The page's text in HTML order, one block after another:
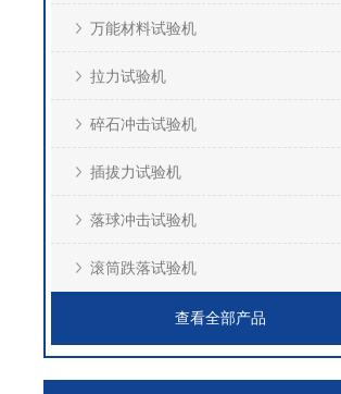
万能材料试验机
拉力试验机
碎石冲击试验机
插拔力试验机
落球冲击试验机
滚筒跌落试验机
查看全部产品